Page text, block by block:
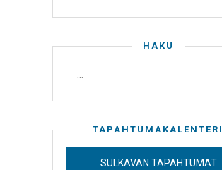
HAKU
TAPAHTUMAKALENTERI
SULKAVAN TAPAHTUMAT